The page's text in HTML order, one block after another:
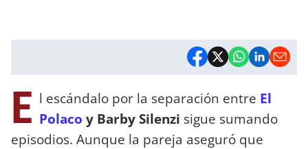
E l escándalo por la separación entre El
Polaco y Barby Silenzi sigue sumando
episodios. Aunque la pareja aseguró que